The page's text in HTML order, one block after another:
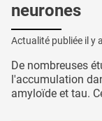
neurones
Actualité publiée il y a
De nombreuses
l'accumulation
amyloïde et tau.